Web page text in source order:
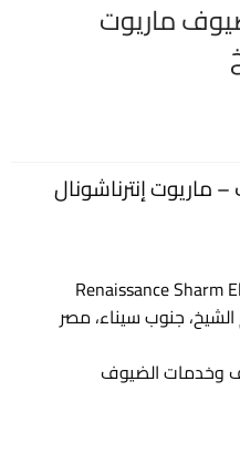
ماريوت
إنترناشونال
: Renaissance Sharm
وخدمات الضيوف